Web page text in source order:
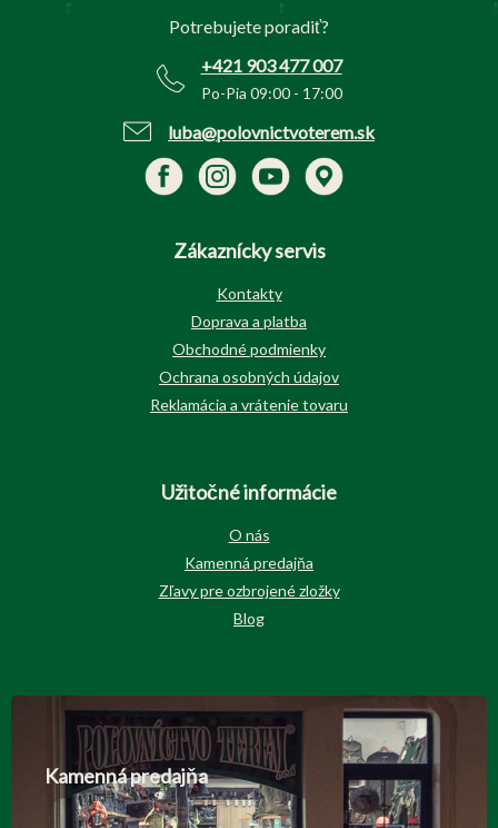
Potrebujete poradiť?
+421 903 477 007
Po-Pia 09:00 - 17:00
luba@polovnictvoterem.sk
Zákaznícky servis
Kontakty
Doprava a platba
Obchodné podmienky
Ochrana osobných údajov
Reklamácia a vrátenie tovaru
Užitočné informácie
O nás
Kamenná predajňa
Zľavy pre ozbrojené zložky
Blog
Kamenná predajňa